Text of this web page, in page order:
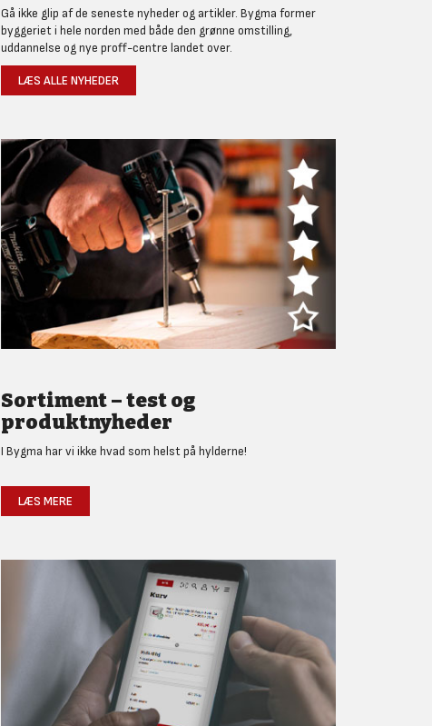
Gå ikke glip af de seneste nyheder og artikler. Bygma former
byggeriet i hele norden med både den grønne omstilling,
uddannelse og nye proff-centre landet over.
LÆS ALLE NYHEDER
Sortiment – test og
produktnyheder
I Bygma har vi ikke hvad som helst på hylderne!
LÆS MERE